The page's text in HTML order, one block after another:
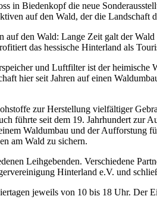
in Biedenkopf die neue
auf den Wald, der die Landschaft
den Wald: Lange Zeit galt der
das hessische Hinterland als
und Luftfilter ist der
hier seit Jahren auf einen
zur Herstellung vielfältiger
führte seit dem 19. Jahrhundert zur
Waldumbau und der Aufforstung
am Wald zu sichern.
Leihgebenden. Verschiedene
Hinterland e.V. und
jeweils von 10 bis 18 Uhr.